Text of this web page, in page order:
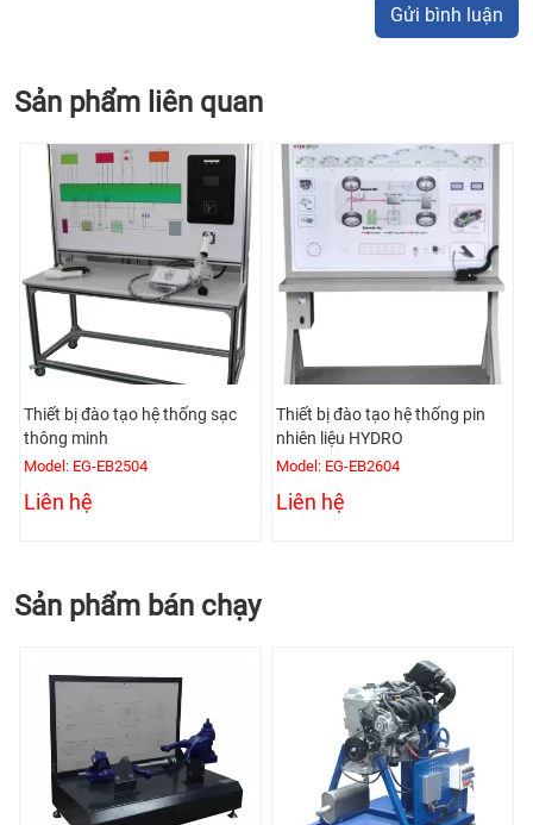
Gửi bình luận
Sản phẩm liên quan
Thiết bị đào tạo hệ thống sạc
thông minh
Model: EG-EB2504
Liên hệ
Thiết bị đào tạo hệ thống pin
nhiên liệu HYDRO
Model: EG-EB2604
Liên hệ
Sản phẩm bán chạy